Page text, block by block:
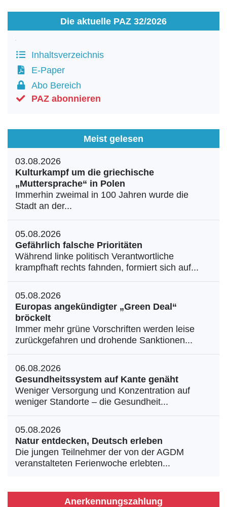
Die aktuelle PAZ 32/2026
Inhaltsverzeichnis
E-Paper
Abo Bereich
PAZ abonnieren
Meist gelesen
03.08.2026
Kulturkampf um die griechische
„Muttersprache“ in Polen
Immerhin zweimal in 100 Jahren wurde die
Stadt an der...
05.08.2026
Gefährlich falsche Prioritäten
Während linke politisch Verantwortliche
krampfhaft rechts fahnden, formiert sich auf...
05.08.2026
Europas angekündigter „Green Deal“
bröckelt
Immer mehr grüne Vorschriften werden leise
zurückgefahren und drohende Sanktionen...
06.08.2026
Gesundheitssystem auf Kante genäht
Weniger Versorgung und Konzentration auf
weniger Standorte – die Gesundheit...
05.08.2026
Natur entdecken, Deutsch erleben
Die jungen Teilnehmer der von der AGDM
veranstalteten Ferienwoche erlebten...
Anerkennungszahlung